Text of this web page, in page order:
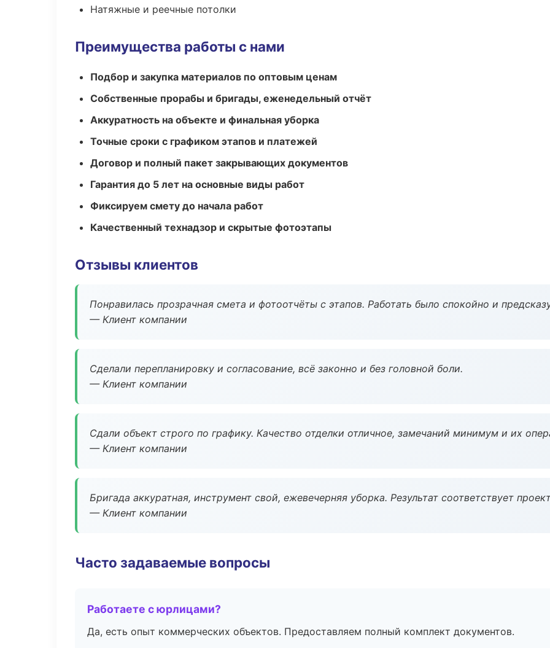
Натяжные и реечные потолки
Преимущества работы с нами
Подбор и закупка материалов по оптовым ценам
Собственные прорабы и бригады, еженедельный отчёт
Аккуратность на объекте и финальная уборка
Точные сроки с графиком этапов и платежей
Договор и полный пакет закрывающих документов
Гарантия до 5 лет на основные виды работ
Фиксируем смету до начала работ
Качественный технадзор и скрытые фотоэтапы
Отзывы клиентов
Понравилась прозрачная смета и фотоотчёты с этапов. Работать было спокойно и
— Клиент компании
Сделали перепланировку и согласование, всё законно и без головной боли.
— Клиент компании
Сдали объект строго по графику. Качество отделки отличное, замечаний минимум и их
— Клиент компании
Бригада аккуратная, инструмент свой, ежевечерняя уборка. Результат соответствует
— Клиент компании
Часто задаваемые вопросы
Работаете с юрлицами?
Да, есть опыт коммерческих объектов. Предоставляем полный комплект документов.